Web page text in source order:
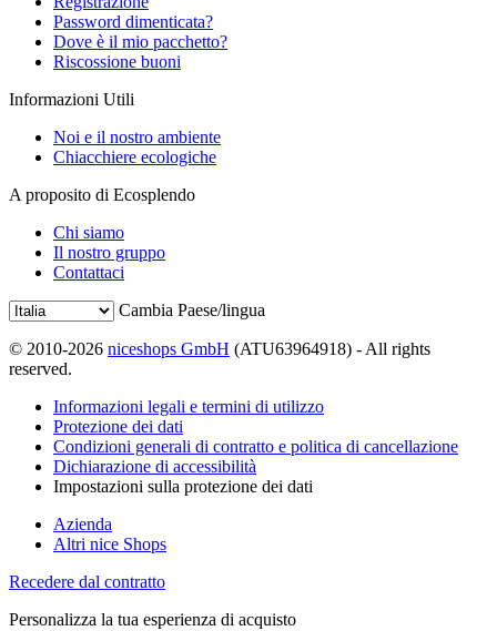
Password dimenticata?
Dove è il mio pacchetto?
Riscossione buoni
Informazioni Utili
Noi e il nostro ambiente
Chiacchiere ecologiche
A proposito di Ecosplendo
Chi siamo
Il nostro gruppo
Contattaci
Cambia Paese/lingua
© 2010-2026 niceshops GmbH (ATU63964918) - All rights
reserved.
Informazioni legali e termini di utilizzo
Protezione dei dati
Condizioni generali di contratto e politica di cancellazione
Dichiarazione di accessibilità
Impostazioni sulla protezione dei dati
Azienda
Altri nice Shops
Recedere dal contratto
Personalizza la tua esperienza di acquisto